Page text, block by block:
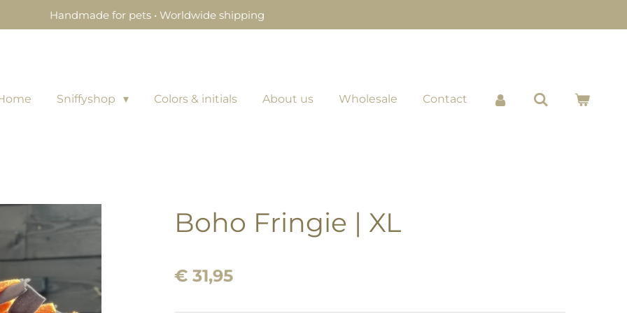
Handmade for pets • Worldwide shipping
Sniffyshop Colors & initials About us Wholesale Contact
Boho Fringie | XL
€ 31,95